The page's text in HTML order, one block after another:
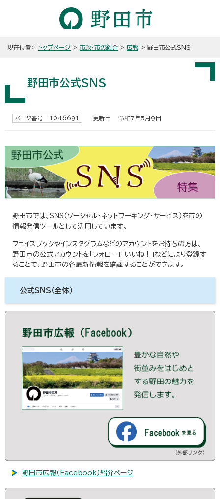
現在位置： トップページ > 市政・市の紹介 > 広報 > 野田市公式SNS
野田市公式SNS
ページ番号 1046691 更新日 令和7年5月9日
野田市では、SNS（ソーシャル・ネットワーキング・サービス）を市の
情報発信ツールとして活用しています。
フェイスブックやインスタグラムなどのアカウントをお持ちの方は、
野田市の公式アカウントを「フォロー」「いいね！」などにより登録す
ることで、野田市の各最新情報を確認することができます。
公式SNS（全体）
野田市広報（Facebook）紹介ページ